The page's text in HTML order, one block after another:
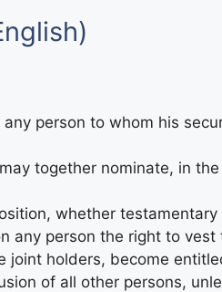
person to whom his
together nominate, in
whether
any person the right to
holders, become
of all other persons,